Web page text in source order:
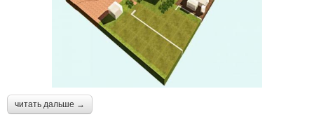
читать дальше →